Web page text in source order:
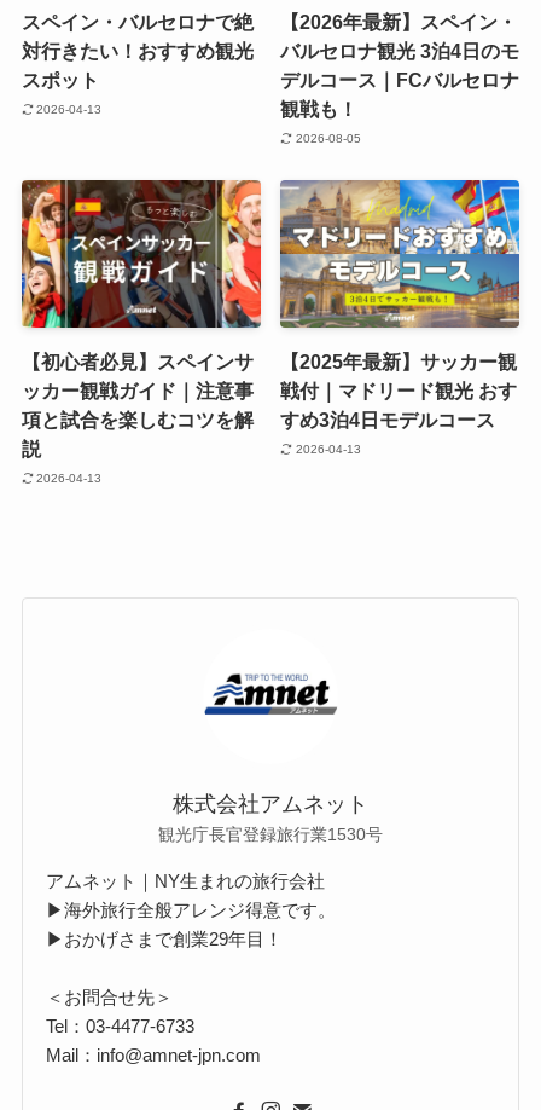
スペイン・バルセロナで絶
対行きたい！おすすめ観光
スポット
2026-04-13
【2026年最新】スペイン・
バルセロナ観光 3泊4日のモ
デルコース｜FCバルセロナ
観戦も！
2026-08-05
【初心者必見】スペインサ
ッカー観戦ガイド｜注意事
項と試合を楽しむコツを解
説
2026-04-13
【2025年最新】サッカー観
戦付｜マドリード観光 おす
すめ3泊4日モデルコース
2026-04-13
株式会社アムネット
観光庁長官登録旅行業1530号
アムネット｜NY生まれの旅行会社
▶海外旅行全般アレンジ得意です。
▶おかげさまで創業29年目！
＜お問合せ先＞
Tel：03-4477-6733
Mail：info@amnet-jpn.com